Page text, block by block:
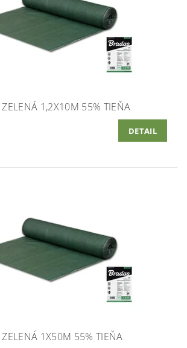
ZELENÁ 1,2X10M 55% TIEŇA
DETAIL
ZELENÁ 1X50M 55% TIEŇA